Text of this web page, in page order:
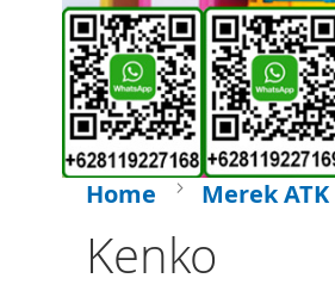
Home Merek ATK
Kenko